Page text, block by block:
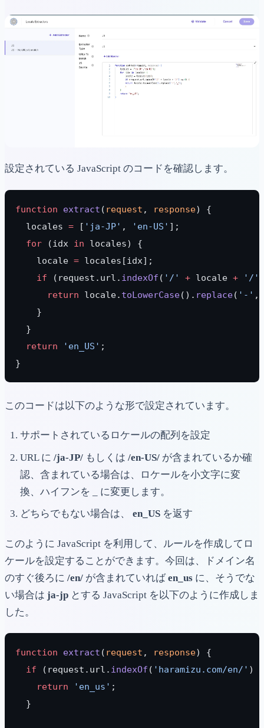
設定されている JavaScript のコードを確認します。
function extract ( request , response) {
  locales
= [ 'ja-JP' , 'en-US' ];
  for
(idx in locales) {
    locale
= locales[idx];
    if
(request.url. indexOf ( '/' + locale + '/'
      return
locale. toLowerCase(). replace( '-' ,
    }
  }
  return
'en_US' ;
}
このコードは以下のような形で設定されています。
サポートされているロケールの配列を設定
URL に /ja-JP/もしくは /en-US/が含まれているか確
認、含まれている場合は、ロケールを小文字に変
換、ハイフンを _ に変更します。
どちらでもない場合は、 en_USを返す
このように JavaScript を利用して、ルールを作成してロ
ケールを設定することができます。今回は、ドメイン名
のすぐ後ろに /en/ が含まれていればen_us に、そうでな
い場合は ja-jp とする JavaScript を以下のように作成しま
した。
function extract ( request , response) {
  if
(request.url. indexOf ( 'haramizu.com/en/' )
    return
'en_us' ;
  }